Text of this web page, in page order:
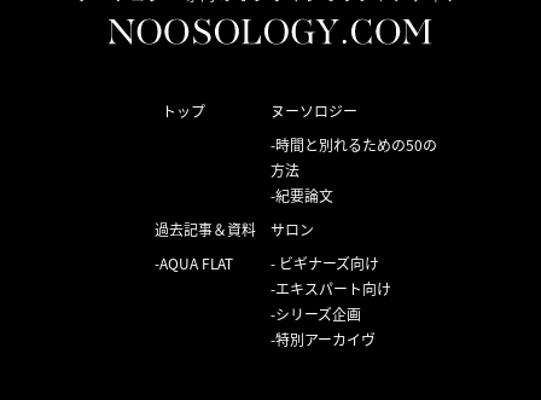
トップ
ヌーソロジー
時間と別れるための50の
方法
紀要論文
過去記事＆資料
AQUA FLAT
サロン
ビギナーズ向け
エキスパート向け
シリーズ企画
特別アーカイヴ